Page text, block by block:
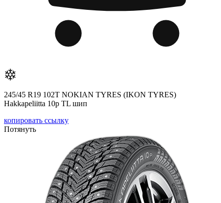
245/45 R19 102T NOKIAN TYRES (IKON TYRES)
Hakkapeliitta 10р TL шип
копировать ссылку
Потянуть